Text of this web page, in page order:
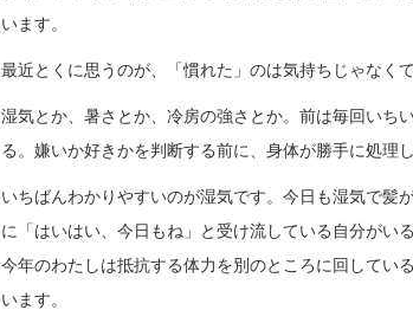
います。
最近とくに思うのが、「慣れた」のは気持ちじゃなく
湿気とか、暑さとか、冷房の強さとか。前は毎回いち
る。嫌いか好きかを判断する前に、身体が勝手に処理
いちばんわかりやすいのが湿気です。今日も湿気で髪
に「はいはい、今日もね」と受け流している自分がい
今年のわたしは抵抗する体力を別のところに回してい
います。